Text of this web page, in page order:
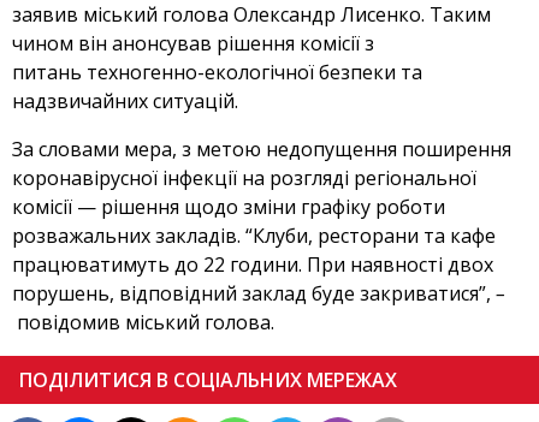
заявив міський голова Олександр Лисенко. Таким
чином він анонсував рішення комісії з
питань техногенно-екологічної безпеки та
надзвичайних ситуацій.
За словами мера, з метою недопущення поширення
коронавірусної інфекції на розгляді регіональної
комісії — рішення щодо зміни графіку роботи
розважальних закладів. “Клуби, ресторани та кафе
працюватимуть до 22 години. При наявності двох
порушень, відповідний заклад буде закриватися”, –
повідомив міський голова.
ПОДІЛИТИСЯ В СОЦІАЛЬНИХ МЕРЕЖАХ